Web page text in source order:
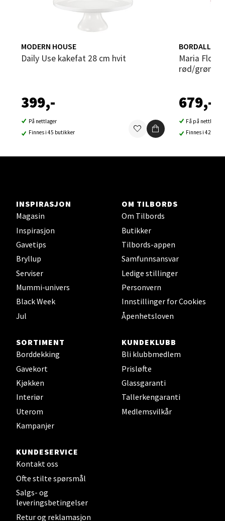
MODERN HOUSE
Daily Use kakefat 28 cm hvit
399,-
På nettlager
Finnes i 45 butikker
BORDALLO
Maria Flor kakefat på stett dahlia
rød/grønn
679,-
Få på nettlager
Finnes i 42
INSPIRASJON
Magasin
Inspirasjon
Gavetips
Bryllup
Serviser
Mummi-univers
Black Week
Jul
OM TILBORDS
Om Tilbords
Butikker
Tilbords-appen
Samfunnsansvar
Ledige stillinger
Personvern
Innstillinger for Cookies
Åpenhetsloven
SORTIMENT
Borddekking
Gavekort
Kjøkken
Interiør
Uterom
Kampanjer
KUNDEKLUBB
Bli klubbmedlem
Prisløfte
Glassgaranti
Tallerkengaranti
Medlemsvilkår
KUNDESERVICE
Kontakt oss
Ofte stilte spørsmål
Salgs- og
leveringsbetingelser
Retur og reklamasjon
Ski - Thon Senter Ski
Ski Storsenter, Jernbanesvingen 6, 1400 Ski
0 i butikk
Sortland - Sortland Storsenter
Strangata 26, 8400 Sortland
Steinkjer - Thon Senter Steinkjer
Sjøfartsgata 2, 7714 Steinkjer
Åpent i dag 10-20
Leirvik - Stord
Torgbakken 2, 5401 Stord
Åpent i dag 10-17